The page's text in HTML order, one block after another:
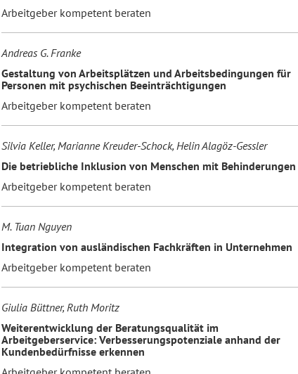
Arbeitgeber kompetent beraten
Andreas G. Franke
Gestaltung von Arbeitsplätzen und Arbeitsbedingungen für
Personen mit psychischen Beeinträchtigungen
Arbeitgeber kompetent beraten
Silvia Keller, Marianne Kreuder-Schock, Helin Alagöz-Gessler
Die betriebliche Inklusion von Menschen mit Behinderungen
Arbeitgeber kompetent beraten
M. Tuan Nguyen
Integration von ausländischen Fachkräften in Unternehmen
Arbeitgeber kompetent beraten
Giulia Büttner, Ruth Moritz
Weiterentwicklung der Beratungsqualität im
Arbeitgeberservice: Verbesserungspotenziale anhand der
Kundenbedürfnisse erkennen